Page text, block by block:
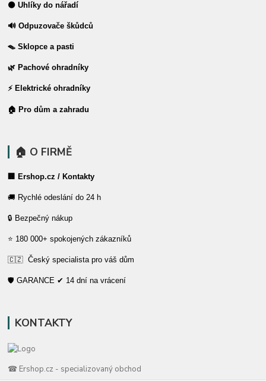
⚫ Uhlíky do nářadí
🔊 Odpuzovače škůdců
🪤 Sklopce a pasti
🌿 Pachové ohradníky
⚡ Elektrické ohradníky
🏠 Pro dům a zahradu
🏠 O FIRMĚ
🏢 Ershop.cz / Kontakty
🚚 Rychlé odeslání do 24 h
🔒 Bezpečný nákup
⭐ 180 000+ spokojených zákazníků
🇨🇿 Český specialista pro váš dům
🛡️ GARANCE ✔ 14 dní na vrácení
KONTAKTY
☎ Ershop.cz - specializovaný obchod